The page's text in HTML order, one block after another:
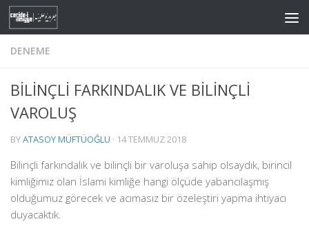
Skip to content
DENEME
BİLİNÇLİ FARKINDALIK VE BİLİNÇLİ
VAROLUŞ
BYATASOY MÜFTÜOĞLU · 14 TEMMUZ 2018
Bilinçli farkındalık ve bilinçli bir varoluşa sahip olsaydık, birincil
kimliğimiz olan İslami kimliğe hangi ölçüde yabancılaşmış
olduğumuz görecek ve acımasız bir özeleştiri yapma ihtiyacı
duyacaktık.